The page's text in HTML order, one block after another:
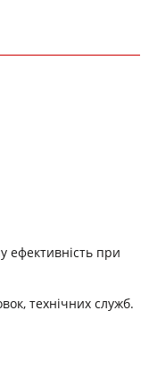
ефективність при
технічних служб.